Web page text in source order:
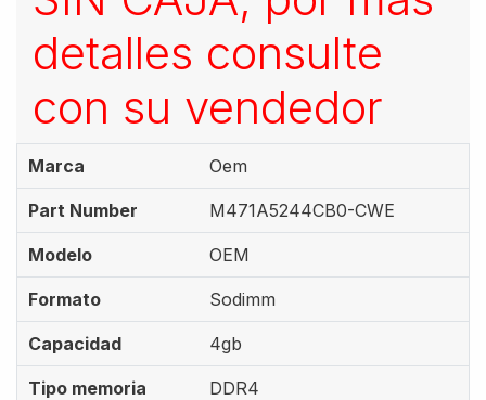
detalles consulte
con su vendedor
Marca Oem
Part Number M471A5244CB0-CWE
Modelo OEM
Formato Sodimm
Capacidad 4gb
Tipo memoria DDR4